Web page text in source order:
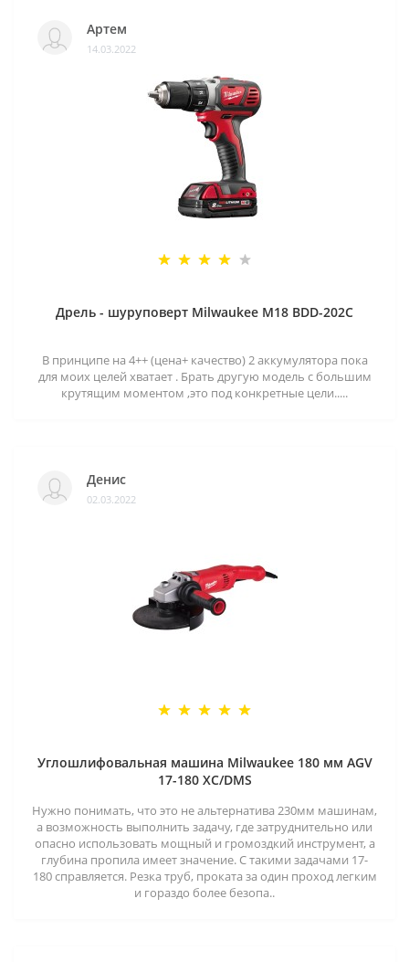
Артем
14.03.2022
Дрель - шуруповерт Milwaukee M18 BDD-202C
В принципе на 4++ (цена+ качество) 2 аккумулятора пока
для моих целей хватает . Брать другую модель с большим
крутящим моментом ,это под конкретные цели.....
Денис
02.03.2022
Углошлифовальная машина Milwaukee 180 мм AGV
17-180 XC/DMS
Нужно понимать, что это не альтернатива 230мм машинам,
а возможность выполнить задачу, где затруднительно или
опасно использовать мощный и громоздкий инструмент, а
глубина пропила имеет значение. С такими задачами 17-
180 справляется. Резка труб, проката за один проход легким
и гораздо более безопа..